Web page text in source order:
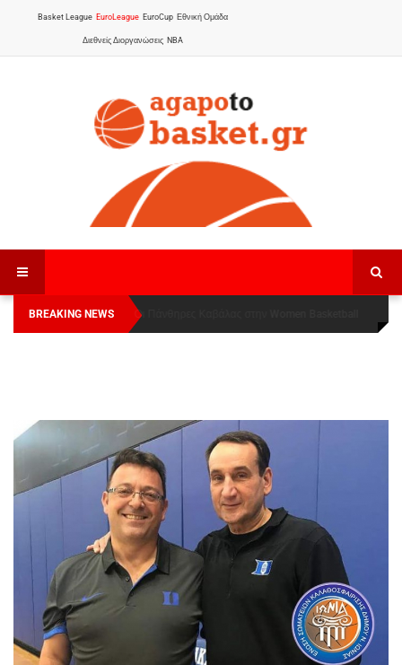
Basket League EuroLeague EuroCup Εθνική Ομάδα
Διεθνείς Διοργανώσεις NBA
BREAKING NEWS
Οι Πάνθηρες Καβάλας στην Women Basketball
League 1